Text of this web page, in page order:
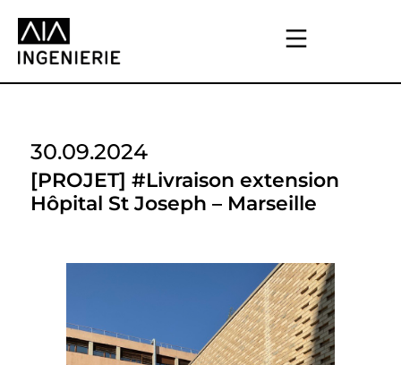
30.09.2024
[PROJET] #Livraison extension
Hôpital St Joseph – Marseille